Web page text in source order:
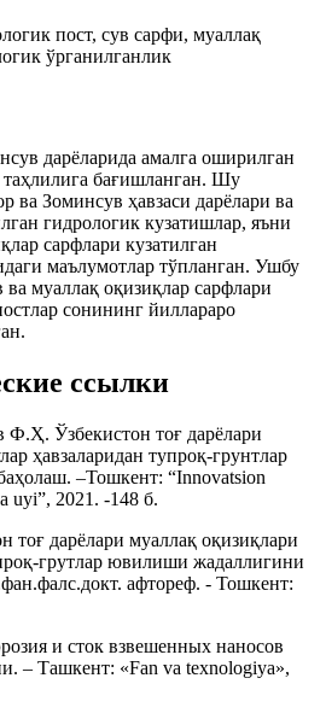
пост, сув сарфи, муаллақ
ўрганилганлик
дарёларида амалга оширилган
таҳлилига бағишланган. Шу
ва Зоминсув ҳавзаси дарёлари ва
гидрологик кузатишлар, яъни
сарфлари кузатилган
маълумотлар тўпланган. Ушбу
ва муаллақ оқизиқлар сарфлари
сонининг йиллараро
ссылки
Ўзбекистон тоғ дарёлари
ҳавзаларидан тупроқ-грунтлар
–Тошкент: “Innovatsion
uyi”, 2021. -148 б.
тоғ дарёлари муаллақ оқизиқлари
грутлар ювилиши жадаллигини
афтореф. - Тошкент:
и сток взвешенных наносов
– Ташкент: «Fan va texnologiya»,